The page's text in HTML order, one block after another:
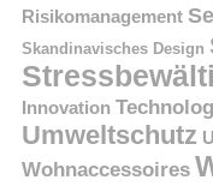
Risikomanagement
Skandinavisches Design
Innovation
Umweltschutz
Wohnaccessoires